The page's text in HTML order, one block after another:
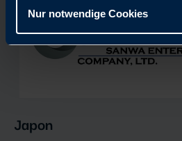
Nur notwendige Cookies
Japon